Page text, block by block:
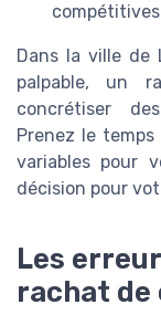
Dans la ville de
palpable, un
concrétiser
Prenez le
variables pour
décision pour
Les
rachat